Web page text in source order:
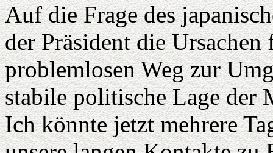
Auf die Frage des
der Präsident die
problemlosen Weg zur
stabile politische Lage der
Ich könnte jetzt mehrere